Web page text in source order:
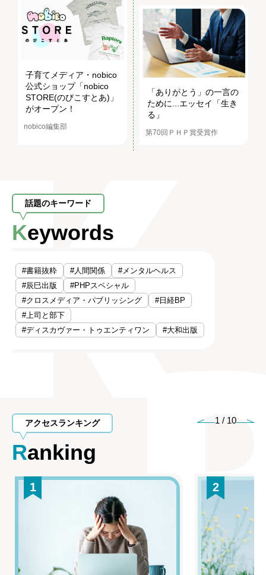
子育てメディア・nobico
公式ショップ「nobico
STORE(のびこすとあ)」
がオープン！
nobico編集部
「ありがとう」の一言の
ために...エッセイ「生き
る」
第70回ＰＨＰ賞受賞作
話題のキーワード
Keywords
#書籍抜粋 #人間関係
#メンタルヘルス
#辰巳出版
#PHPスペシャル
#クロスメディア・パブリッシング
#日経BP
#上司と部下
#ディスカヴァー・トゥエンティワン
#大和出版
アクセスランキング
Ranking
1 / 10
1 2